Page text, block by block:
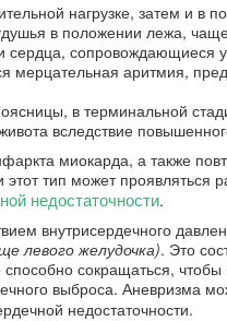
нагрузке, затем и в
в положении лежа,
сердца,
мерцательная аритмия,
в терминальной
вследствие
миокарда, а также
этот тип может
недостаточности.
внутрисердечного
левого желудочка). Это
сокращаться,
выброса. Аневризма
недостаточности.